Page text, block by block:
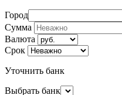
Город
Сумма
Валюта
Срок
Уточнить банк
Выбрать банк